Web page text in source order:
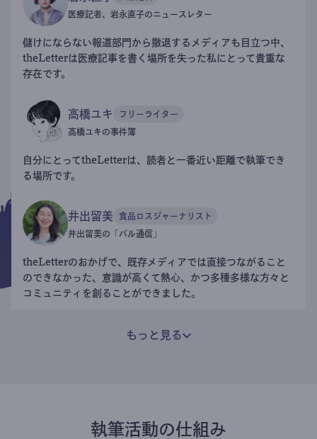
医療記者、岩永直子のニュースレター
儲けにならない報道部門から撤退するメディアも目立つ中、
theLetterは医療記事を書く場所を失った私にとって貴重な
存在です。
高橋ユキ フリーライター
高橋ユキの事件簿
自分にとってtheLetterは、読者と一番近い距離で執筆でき
る場所です。
井出留美 食品ロスジャーナリスト
井出留美の「パル通信」
theLetterのおかげで、既存メディアでは直接つながること
のできなかった、意識が高くて熱心、かつ多種多様な方々と
コミュニティを創ることができました。
もっと見る
執筆活動の仕組み